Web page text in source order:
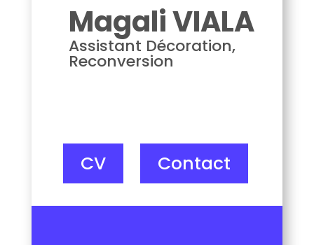
Magali VIALA
Assistant Décoration,
Reconversion
CV Contact